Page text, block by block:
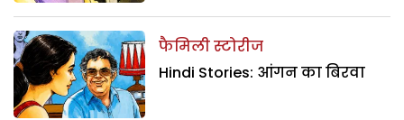
फैमिली स्टोरीज
Hindi Stories: आंगन का बिरवा